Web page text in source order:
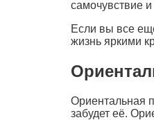
самочувствие
Если вы все
жизнь яркими
Ориентальная
забудет её.